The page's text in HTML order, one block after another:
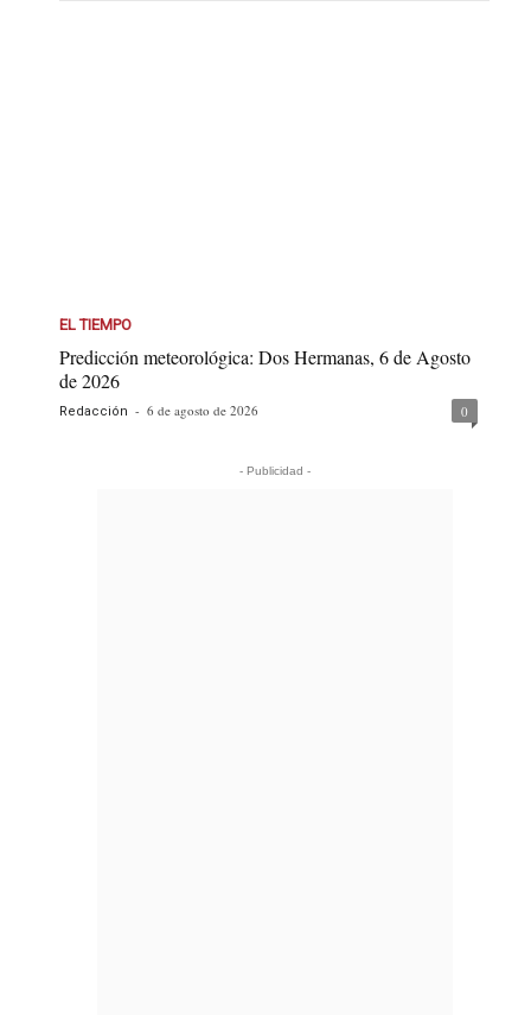
EL TIEMPO
Predicción meteorológica: Dos Hermanas, 6 de Agosto
de 2026
Redacción - 6 de agosto de 2026 0
- Publicidad -